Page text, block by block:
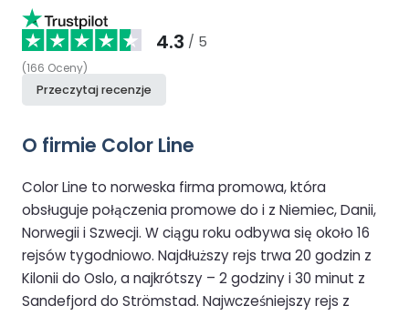
4.3 / 5
(166 Oceny)
Przeczytaj recenzje
O firmie Color Line
Color Line to norweska firma promowa, która
obsługuje połączenia promowe do i z Niemiec, Danii,
Norwegii i Szwecji. W ciągu roku odbywa się około 16
rejsów tygodniowo. Najdłuższy rejs trwa 20 godzin z
Kilonii do Oslo, a najkrótszy – 2 godziny i 30 minut z
Sandefjord do Strömstad. Najwcześniejszy rejs z